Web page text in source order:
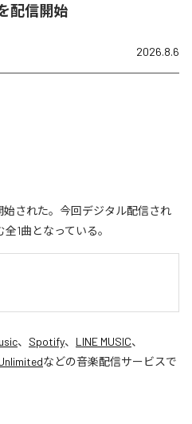
配信開始
2026.8.6
始された。今回デジタル配信され
全1曲となっている。
、 Spotify、 LINE MUSIC、
などの音楽配信サービスで